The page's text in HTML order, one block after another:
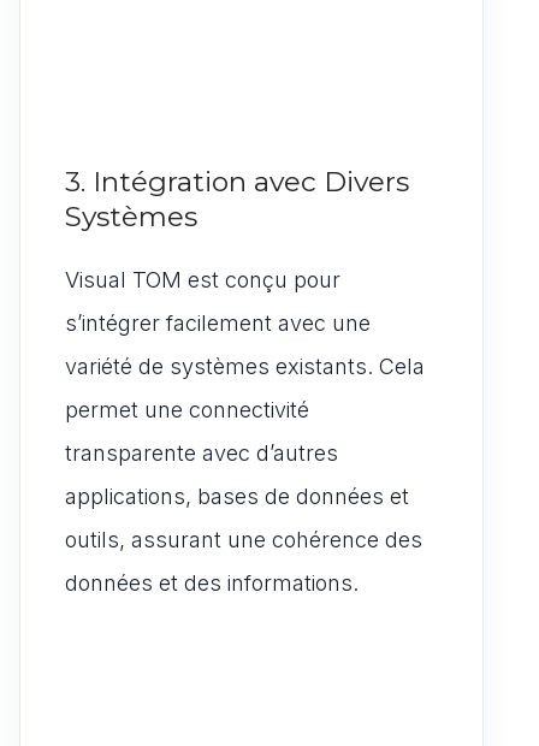
3. Intégration avec Divers
Systèmes
Visual TOM est conçu pour
s’intégrer facilement avec une
variété de systèmes existants. Cela
permet une connectivité
transparente avec d’autres
applications, bases de données et
outils, assurant une cohérence des
données et des informations.